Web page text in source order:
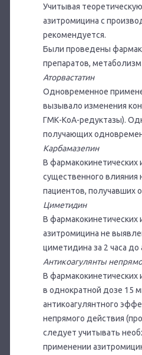
Учитывая
азитромицина с
рекомендуется.
Были проведены
препаратов,
Аторвастатин
Одновременное
вызывало изменения
ГМК-КоА-редуктазы).
получающих
Карбамазепин
В
существенного влияния
пациентов, получавших
Циметидин
В фармакокинетических
азитромицина не
циметидина за 2 часа до
Антикоагулянты
В фармакокинетических
в однократной дозе 15
антикоагулянтно­го
непрямого действия
следует учитывать
применении